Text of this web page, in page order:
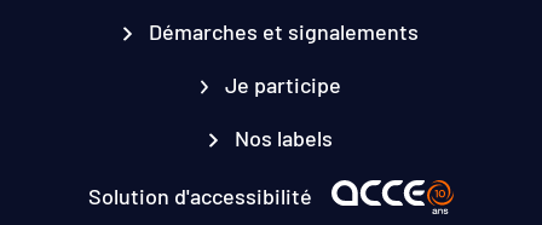
Démarches et signalements
Je participe
Nos labels
Solution d'accessibilité